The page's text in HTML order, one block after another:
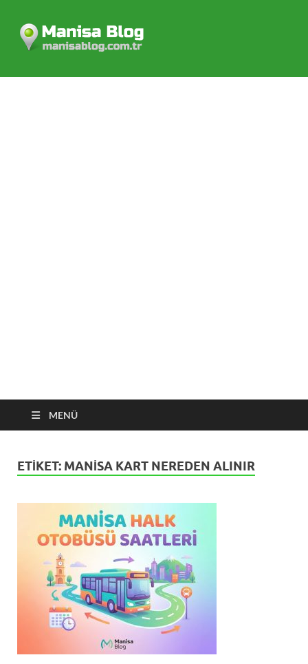
MENÜ
ETIKET: MANISA KART NEREDEN ALINIR